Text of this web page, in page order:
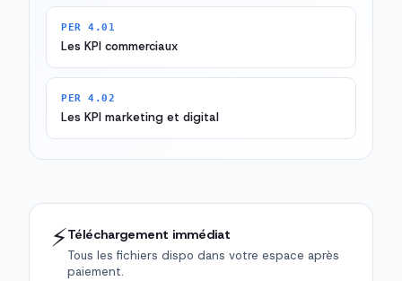
PER 4.01
Les KPI commerciaux
PER 4.02
Les KPI marketing et digital
⚡Téléchargement immédiat
Tous les fichiers dispo dans votre espace après
paiement.